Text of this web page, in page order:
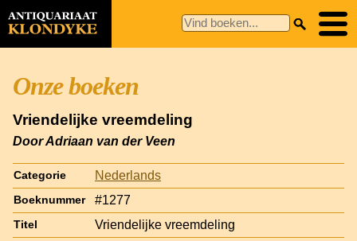
Onze boeken
Vriendelijke vreemdeling
Door Adriaan van der Veen
Categorie Nederlands
Boeknummer #1277
Titel Vriendelijke vreemdeling